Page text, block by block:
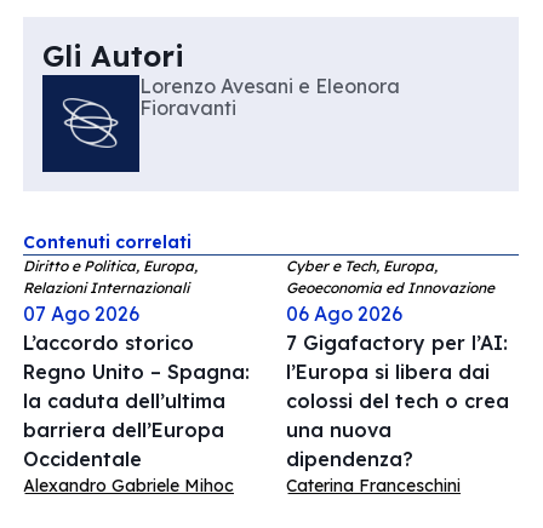
Gli Autori
Lorenzo Avesani e Eleonora
Fioravanti
Contenuti correlati
Diritto e Politica, Europa,
Relazioni Internazionali
07 Ago 2026
L’accordo storico
Regno Unito – Spagna:
la caduta dell’ultima
barriera dell’Europa
Occidentale
Alexandro Gabriele Mihoc
Cyber e Tech, Europa,
Geoeconomia ed Innovazione
06 Ago 2026
7 Gigafactory per l’AI:
l’Europa si libera dai
colossi del tech o crea
una nuova
dipendenza?
Caterina Franceschini